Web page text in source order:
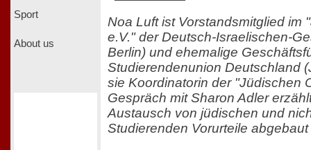
Sport
About us
Noa Luft ist Vorstandsmitglied im
e.V." der Deutsch-Israelischen-
Berlin) und ehemalige
Studierendenunion Deutschland
sie Koordinatorin der "Jüdischen
Gespräch mit Sharon Adler
Austausch von jüdischen und
Studierenden Vorurteile